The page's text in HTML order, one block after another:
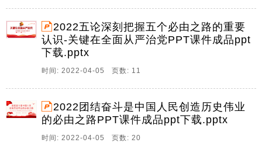
16、五个必由之路新时代奋斗的宝贵经验,深入学习五个
必由之路系列党课,党的十八大以来,中国特色社会主义进
入新时代,中国共产党和中国人民以英勇顽强的奋斗向世
界庄严宣告,中华民族迎来了从站起来富起来到强起来的
伟大飞跃,历史和现实告诉我们,这一伟大飞跃。
17、宣讲人,中天文库时间,2022,04,02,深入学习五个必
由之路系列党课,走好五个必由之路之坚持党的全面领导,
习近平总书记在参加十三届全国人大五次会议内蒙古代
2022五论深刻把握五个必由之路的重要
认识-关键在全面从严治党PPT课件成品ppt
下载.pptx
时间: 2022-04-05 页数: 11
2022团结奋斗是中国人民创造历史伟业
的必由之路PPT课件成品ppt下载.pptx
时间: 2022-04-05 页数: 20